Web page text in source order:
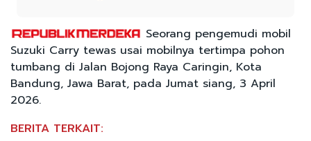
Seorang pengemudi mobil
Suzuki Carry tewas usai mobilnya tertimpa pohon
tumbang di Jalan Bojong Raya Caringin, Kota
Bandung, Jawa Barat, pada Jumat siang, 3 April
2026.
BERITA TERKAIT: